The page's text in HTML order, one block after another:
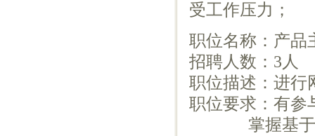
受工作压力；
职位名称：产品
招聘人数：3人
职位描述：进行
职位要求：有参
掌握基于